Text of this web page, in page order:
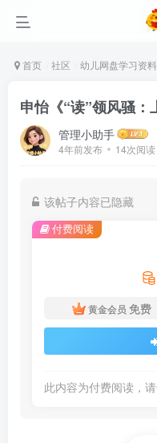
首页 社区 幼儿网盘学习资料
申怡《“读”领风骚：
管理小助手
4年前发布 14次阅读
该帖子内容已隐藏
付费阅读
黄金会员 免费
此内容为付费阅读，